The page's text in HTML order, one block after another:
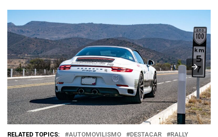
RELATED TOPICS: AUTOMOVILISMO DESTACAR RALLY